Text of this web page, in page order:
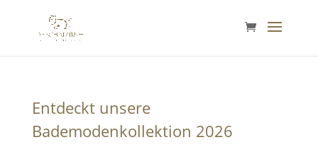
Entdeckt unsere
Bademodenkollektion 2026